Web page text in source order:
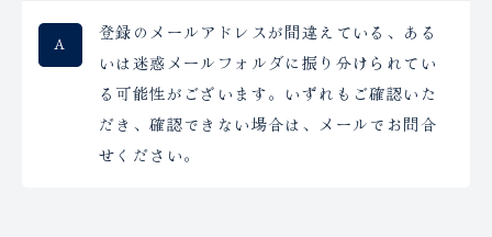
登録のメールアドレスが間違えている、ある
いは迷惑メールフォルダに振り分けられてい
る可能性がございます。いずれもご確認いた
だき、確認できない場合は、メールでお問合
せください。